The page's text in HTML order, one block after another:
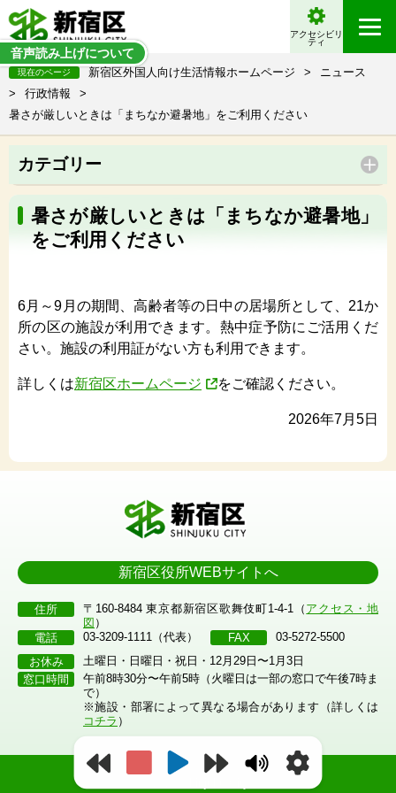
音声読み上げについて
アクセシビリ
ティ
現在のページ 新宿区外国人向け生活情報ホームページ >
ニュース
>
行政情報
>
暑さが厳しいときは「まちなか避暑地」をご利用ください
カテゴリー
暑さが厳しいときは「まちなか避暑地」
をご利用ください
6月～9月の期間、高齢者等の日中の居場所として、21か
所の区の施設が利用できます。熱中症予防にご活用くだ
さい。施設の利用証がない方も利用できます。
詳しくは新宿区ホームページ をご確認ください。
2026年7月5日
新宿区役所WEBサイトへ
住所 〒160-8484 東京都新宿区歌舞伎町1-4-1（ アクセス・地
図 ）
電話
03-3209-1111（代表） FAX
03-5272-5500
お休み
土曜日・日曜日・祝日・12月29日〜1月3日
窓口時間
午前8時30分〜午前5時（火曜日は一部の窓口で午後7時ま
で）
※施設・部署によって異なる場合があります（詳しくは
コチラ ）